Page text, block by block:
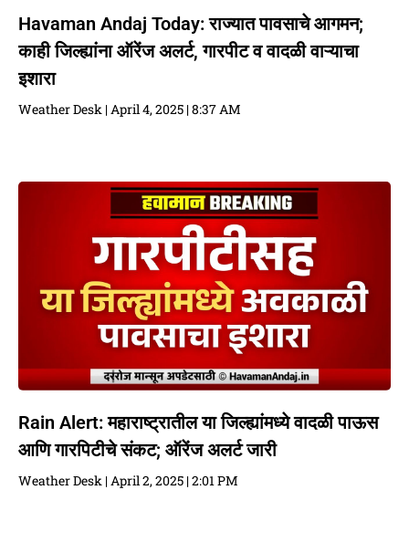
Havaman Andaj Today: राज्यात पावसाचे आगमन;
काही जिल्ह्यांना ऑरेंज अलर्ट, गारपीट व वादळी वाऱ्याचा
इशारा
Weather Desk April 4, 2025 8:37 AM
Rain Alert: महाराष्ट्रातील या जिल्ह्यांमध्ये वादळी पाऊस
आणि गारपिटीचे संकट; ऑरेंज अलर्ट जारी
Weather Desk April 2, 2025 2:01 PM